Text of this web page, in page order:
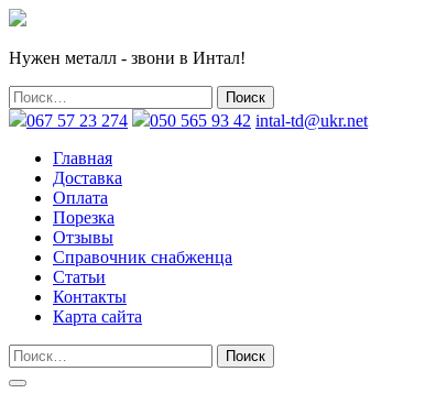
Нужен металл - звони в Интал!
067 57 23 274 050 565 93 42 intal-td@ukr.net
Главная
Доставка
Оплата
Порезка
Отзывы
Справочник снабженца
Статьи
Контакты
Карта сайта